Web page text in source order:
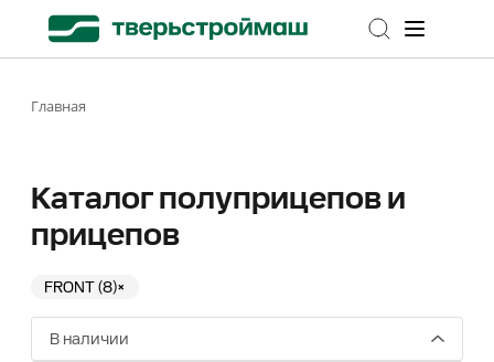
Главная
Каталог полуприцепов и
прицепов
FRONT (8)×
В наличии